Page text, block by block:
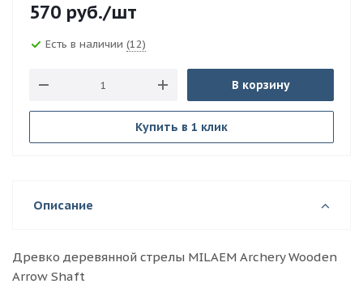
570 руб./шт
Есть в наличии (12)
В корзину
Купить в 1 клик
Описание
Древко деревянной стрелы MILAEM Archery Wooden
Arrow Shaft